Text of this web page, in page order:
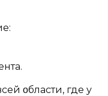
οбласти, где у